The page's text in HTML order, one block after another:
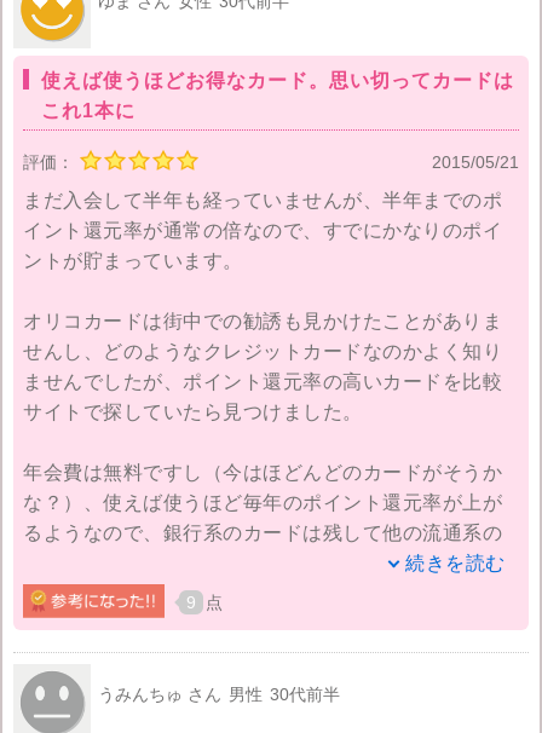
使えば使うほどお得なカード。思い切ってカードは
これ1本に
評価： 2015/05/21
まだ入会して半年も経っていませんが、半年までのポ
イント還元率が通常の倍なので、すでにかなりのポイ
ントが貯まっています。
オリコカードは街中での勧誘も見かけたことがありま
せんし、どのようなクレジットカードなのかよく知り
ませんでしたが、ポイント還元率の高いカードを比較
サイトで探していたら見つけました。
年会費は無料ですし（今はほどんどのカードがそうか
な？）、使えば使うほど毎年のポイント還元率が上が
るようなので、銀行系のカードは残して他の流通系の
それで、このオリコカード１本にしようかと。半年間
はポイント還元率が2倍になるのですが、その後の半年
は通常通りに戻ってしまうようなので。今年度多く使
用し、翌年のポイント還元率に期待します。それか
続きを読む
9 点
うみんちゅ さん 男性 30代前半